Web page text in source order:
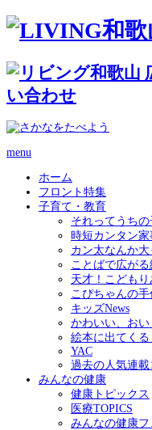
menu
ホーム
フロント特集
子育て・教育
それってうち
時短カンタン家
カン太なんか大
ことばで広が
天才！こどもり
こぴちゃんの
キッズNews
かわいい、お
絵本に出てく
YAC
過去の人気連載
みんなの健康
健康トピックス
医療TOPICS
みんなの健康フ